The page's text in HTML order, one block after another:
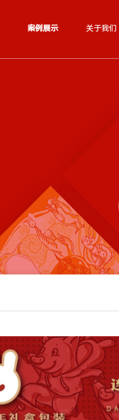
案例展示 关于我们